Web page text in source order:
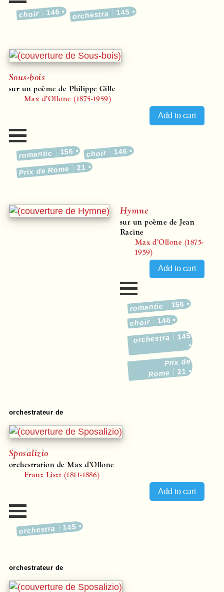
choir 146 orchestra 145
Sous-bois
sur un poème de Philippe Gille
Max d’Ollone (1875-1959)
romantic 156 choir 146
Prix de Rome 21
Hymne
sur un poème de Jean
Racine
Max d’Ollone (1875-
1959)
romantic 156
choir 146
orchestra 145
Prix de
Rome 21
orchestrateur de
Sposalizio
orchestration de Max d’Ollone
Franz Liszt (1811-1886)
orchestra 145
orchestrateur de